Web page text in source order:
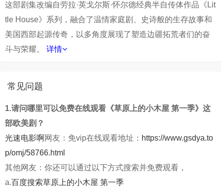
这部剧集改编自劳拉·英戈尔斯·怀尔德经典半自传体作品《Lit
tle House》系列，融合了温情家庭剧、史诗般的生存故事和
美国西部起源传奇，以多角度展现了塑造边疆拓荒者们的奋
斗与荣耀。
详情
常见问题
1.请问哪里可以免费在线观看《草原上的小木屋 第一季》这
部欧美剧？
光速电影啊网友：免vip在线观看地址： https://www.gsdya.to
p/omj/58766.html
其他网友：你还可以通过以下方式搜索并免费观看，
a.百度搜索草原上的小木屋 第一季